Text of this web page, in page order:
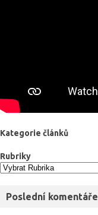
Kategorie článků
Rubriky
Poslední komentáře